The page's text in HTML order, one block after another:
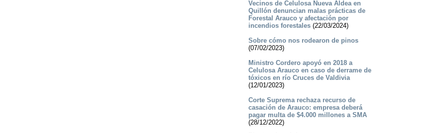
Vecinos de Celulosa Nueva Aldea en
Quillón denuncian malas prácticas de
Forestal Arauco y afectación por
incendios forestales(22/03/2024)
Sobre cómo nos rodearon de pinos
(07/02/2023)
Ministro Cordero apoyó en 2018 a
Celulosa Arauco en caso de derrame de
tóxicos en río Cruces de Valdivia
(12/01/2023)
Corte Suprema rechaza recurso de
casación de Arauco: empresa deberá
pagar multa de $4.000 millones a SMA
(28/12/2022)